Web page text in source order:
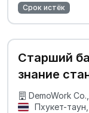
Срок истёк
Старший
знание
DemoWork
Пхукет-